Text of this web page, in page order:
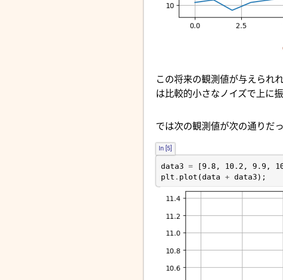
この将来の観測値が与えられ
は比較的小さなノイズで上に振
では次の観測値が次の通りだ
In [5]
data3 = [9.8 , 10.2 , 9.9 ,
plt . plot (data + data3);